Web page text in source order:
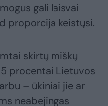
gali laisvai
proporcija keistųsi.
skirtų miškų
procentai Lietuvos
– ūkiniai jie ar
neabejingas